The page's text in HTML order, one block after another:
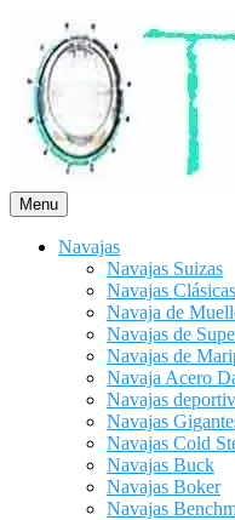
contenido
Menu
Navajas
Navajas Suizas
Navajas Clásicas
Navaja de
Navajas de
Navajas de
Navaja Acero
Navajas
Navajas
Navajas Cold
Navajas Buck
Navajas Boker
Navajas